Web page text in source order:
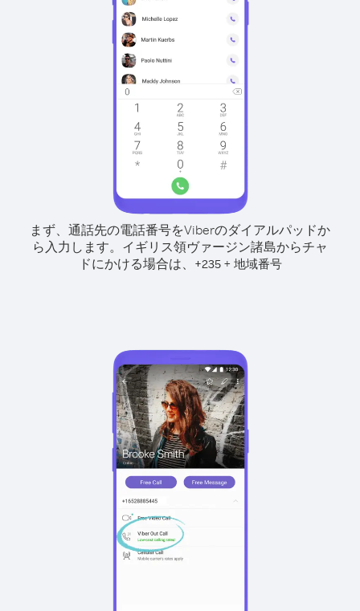
まず、通話先の電話番号をViberのダイアルパッドか
ら入力します。 イギリス領ヴァージン諸島からチャ
ドにかける場合は、
+235+ 地域番号